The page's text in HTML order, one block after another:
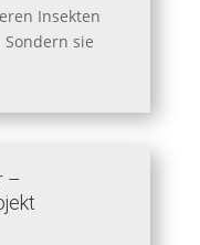
Insekten
sie
–